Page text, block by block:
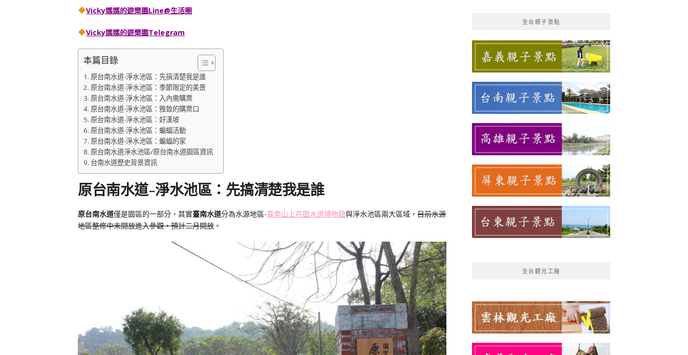
Vicky媽媽的遊樂園Line@生活圈
Vicky媽媽的遊樂園Telegram
本篇目錄
原台南水道-淨水池區：先搞清楚我是誰
原台南水道-淨水池區：季節限定的美景
原台南水道-淨水池區：入內需購票
原台南水道-淨水池區：雅致的購票口
原台南水道-淨水池區：好漢坡
原台南水道-淨水池區：蝙蝠活動
原台南水道-淨水池區：蝙蝠的家
原台南水道淨水池區/原台南水道園區資訊
台南水道歷史背景資訊
原台南水道-淨水池區：先搞清楚我是誰
原台南水道僅是園區的一部分，其實臺南水道分為水源地區-臺南山上花園水道博物館與淨水池區兩大區域， 目前水源
地區整修中未開放進入參觀，預計二月開放 。
全台親子景點
全台觀光工廠